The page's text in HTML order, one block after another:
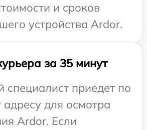
и сроков
устройства Ardor.
за 35 минут
специалист приедет по
для осмотра
Ardor. Если